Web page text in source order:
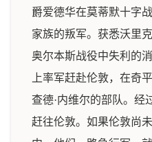
爵爱德华在莫蒂默十字
家族的叛军。获悉沃里
奥尔本斯战役中失利的
上率军赶赴伦敦，在奇
查德·内维尔的部队。经
赶往伦敦。如果伦敦尚